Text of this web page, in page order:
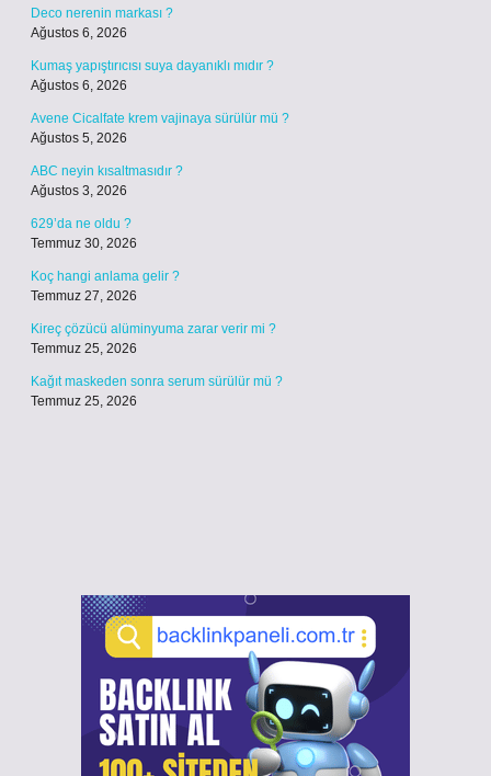
Deco nerenin markası ?
Ağustos 6, 2026
Kumaş yapıştırıcısı suya dayanıklı mıdır ?
Ağustos 6, 2026
Avene Cicalfate krem vajinaya sürülür mü ?
Ağustos 5, 2026
ABC neyin kısaltmasıdır ?
Ağustos 3, 2026
629’da ne oldu ?
Temmuz 30, 2026
Koç hangi anlama gelir ?
Temmuz 27, 2026
Kireç çözücü alüminyuma zarar verir mi ?
Temmuz 25, 2026
Kağıt maskeden sonra serum sürülür mü ?
Temmuz 25, 2026